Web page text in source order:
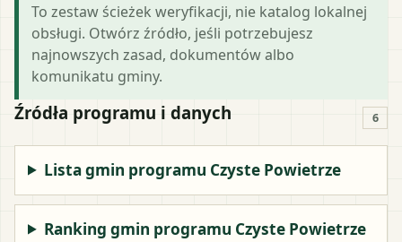
To zestaw ścieżek weryfikacji, nie katalog lokalnej
obsługi. Otwórz źródło, jeśli potrzebujesz
najnowszych zasad, dokumentów albo
komunikatu gminy.
Źródła programu i danych 6
Lista gmin programu Czyste Powietrze
Ranking gmin programu Czyste Powietrze